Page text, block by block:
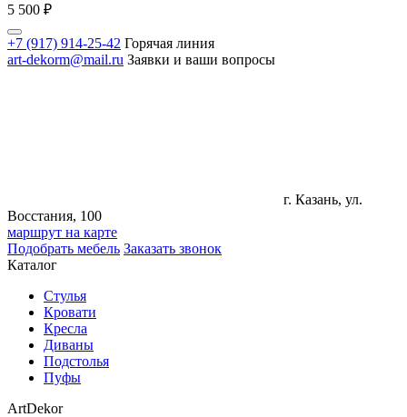
5 500 ₽
+7 (917) 914-25-42 Горячая линия
art-dekorm@mail.ru Заявки и ваши вопросы
г. Казань, ул.
Восстания, 100
маршрут на карте
Подобрать мебель Заказать звонок
Каталог
Стулья
Кровати
Кресла
Диваны
Подстолья
Пуфы
ArtDekor